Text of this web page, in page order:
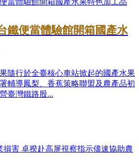
鐵便當體驗館開箱國產水
行於全臺核心車站掀起的國產水果
輔導鳳梨、香蕉策略聯盟及農產品初
臺灣鐵路股...